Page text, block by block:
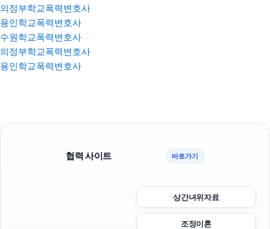
의정부학교폭력변호사
용인학교폭력변호사
수원학교폭력변호사
의정부학교폭력변호사
용인학교폭력변호사
협력 사이트 바로가기
상간녀위자료
조정이혼